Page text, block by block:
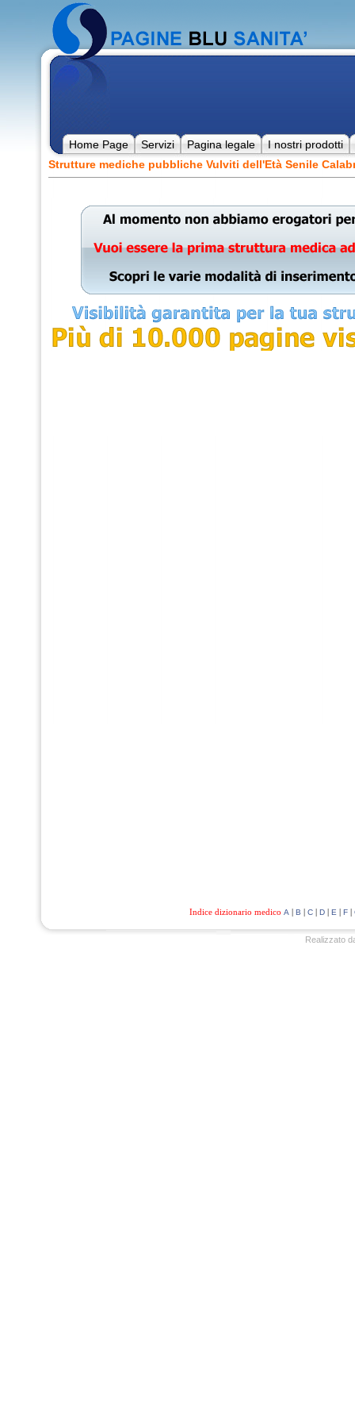
Home Page Servizi Pagina legale
I nostri prodotti
Strutture mediche pubbliche Vulviti dell'Età Senile
Indice dizionario medico A | B | C| D| E | F|
Realizzato